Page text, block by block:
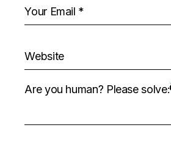
Are you human? Please solve: